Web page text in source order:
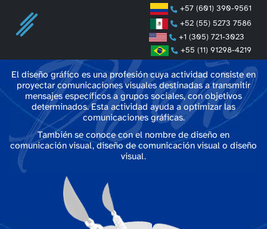
+57 (601) 390-9561
+52 (55) 5273 7586
+1 (305) 721-3023
+55 (11) 91298-4219
Diseño Gráfico
El diseño gráfico es una profesión cuya actividad consiste en
proyectar comunicaciones visuales destinadas a transmitir
mensajes específicos a grupos sociales, con objetivos
determinados. Esta actividad ayuda a optimizar las
comunicaciones gráficas.
También se conoce con el nombre de diseño en
comunicación visual, diseño de comunicación visual o diseño
visual.